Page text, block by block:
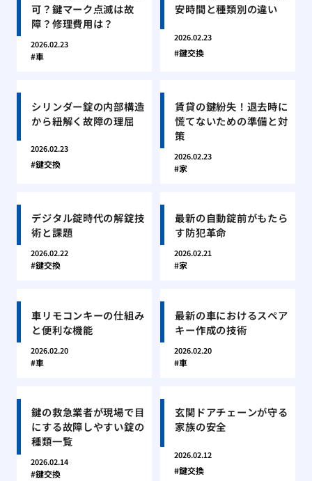
可？鍵マーク点滅は故
障？修理費用は？
2026.02.23
車
安時間と種類別の違い
2026.02.23
鍵交換
シリンダー錠の内部構造
から紐解く故障の理屈
2026.02.23
鍵交換
賃貸の鍵紛失！退去時に
慌てないための準備と対
策
2026.02.23
家
デジタル錠時代の解錠技
術と課題
2026.02.22
鍵交換
最新の自動錠前がもたら
す防犯革命
2026.02.21
家
車リモコンキーの仕組み
と便利な機能
2026.02.20
車
最新の車におけるスペア
キー作成の技術
2026.02.20
車
鍵の救急業者が現場で目
にする故障しやすい錠の
種類一覧
2026.02.14
鍵交換
玄関ドアチェーンが守る
家族の安全
2026.02.12
鍵交換